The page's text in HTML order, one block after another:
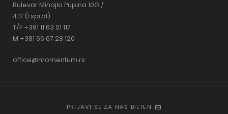
Bulevar Mihajla Pupina 10G /
412 (I sprat)
T/F +381 11 63 01 117
M +381 66 67 28 120
office@momentum.rs
PRIJAVI SE ZA NAŠ BILTEN